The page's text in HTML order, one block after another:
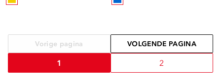
Vorige pagina VOLGENDE PAGINA
1 2